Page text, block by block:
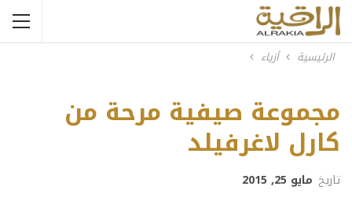
الرئيسية أزياء
مجموعة صيفية مرحة من
كارل لاغرفيلد
تاريخ مايو 25, 2015